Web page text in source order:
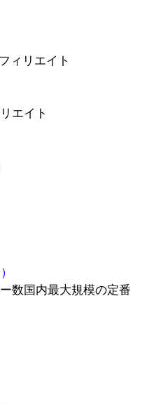
ィリエイト
エイト
数国内最大規模の定番